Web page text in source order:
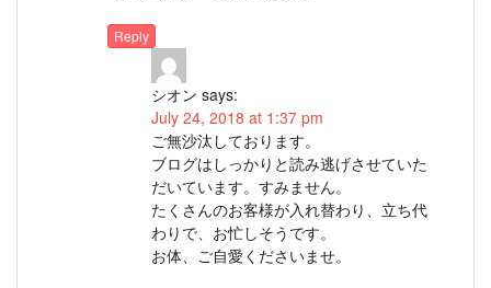
Reply
シオン says:
July 24, 2018 at 1:37 pm
ご無沙汰しております。
ブログはしっかりと読み逃げさせていた
だいています。すみません。
たくさんのお客様が入れ替わり、立ち代
わりで、お忙しそうです。
お体、ご自愛くださいませ。